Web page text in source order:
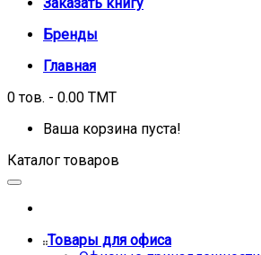
Заказать книгу
Бренды
Главная
0 тов. - 0.00 TMT
Ваша корзина пуста!
Каталог товаров
Товары для офиса